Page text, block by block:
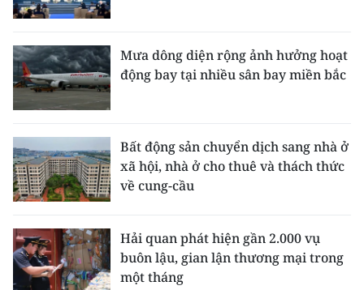
Mưa dông diện rộng ảnh hưởng hoạt
động bay tại nhiều sân bay miền bắc
Bất động sản chuyển dịch sang nhà ở
xã hội, nhà ở cho thuê và thách thức
về cung-cầu
Hải quan phát hiện gần 2.000 vụ
buôn lậu, gian lận thương mại trong
một tháng